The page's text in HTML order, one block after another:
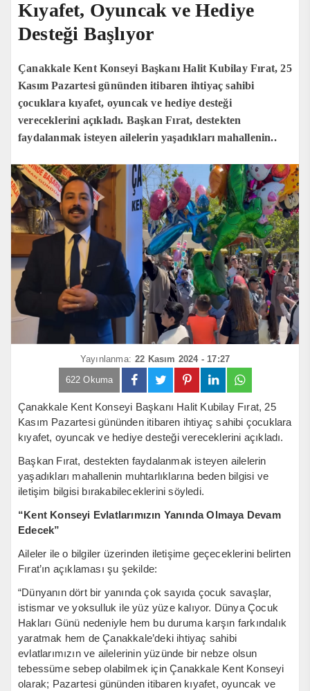
Kıyafet, Oyuncak ve Hediye
Desteği Başlıyor
Çanakkale Kent Konseyi Başkanı Halit Kubilay Fırat, 25
Kasım Pazartesi gününden itibaren ihtiyaç sahibi
çocuklara kıyafet, oyuncak ve hediye desteği
vereceklerini açıkladı. Başkan Fırat, destekten
faydalanmak isteyen ailelerin yaşadıkları mahallenin..
Yayınlanma: 22 Kasım 2024 - 17:27
622 Okuma
Çanakkale Kent Konseyi Başkanı Halit Kubilay Fırat, 25
Kasım Pazartesi gününden itibaren ihtiyaç sahibi çocuklara
kıyafet, oyuncak ve hediye desteği vereceklerini açıkladı.
Başkan Fırat, destekten faydalanmak isteyen ailelerin
yaşadıkları mahallenin muhtarlıklarına beden bilgisi ve
iletişim bilgisi bırakabileceklerini söyledi.
“Kent Konseyi Evlatlarımızın Yanında Olmaya Devam
Edecek”
Aileler ile o bilgiler üzerinden iletişime geçeceklerini belirten
Fırat’ın açıklaması şu şekilde:
“Dünyanın dört bir yanında çok sayıda çocuk savaşlar,
istismar ve yoksulluk ile yüz yüze kalıyor. Dünya Çocuk
Hakları Günü nedeniyle hem bu duruma karşın farkındalık
yaratmak hem de Çanakkale’deki ihtiyaç sahibi
evlatlarımızın ve ailelerinin yüzünde bir nebze olsun
tebessüme sebep olabilmek için Çanakkale Kent Konseyi
olarak; Pazartesi gününden itibaren kıyafet, oyuncak ve